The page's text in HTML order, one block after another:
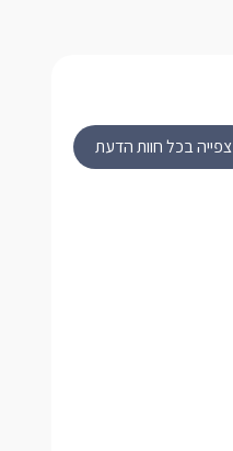
צפייה בכל חוות הדעת